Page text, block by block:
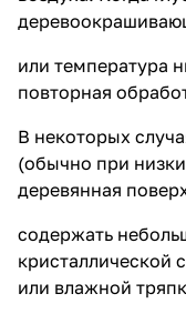
или температура
повторная
В некоторых
(обычно при
деревянная
содержать
кристаллической
или влажной